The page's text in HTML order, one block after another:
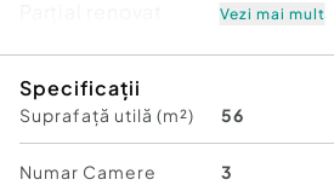
Puncte forte:
Zonă foarte bună, aproape de
servicii
Acces facil (ideal pentru familii
Vezi mai mult
Specificații
Suprafață utilă (m²) 56
Numar Camere 3